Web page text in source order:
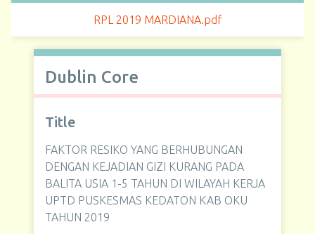
RPL 2019 MARDIANA.pdf
Dublin Core
Title
FAKTOR RESIKO YANG BERHUBUNGAN
DENGAN KEJADIAN GIZI KURANG PADA
BALITA USIA 1-5 TAHUN DI WILAYAH KERJA
UPTD PUSKESMAS KEDATON KAB OKU
TAHUN 2019